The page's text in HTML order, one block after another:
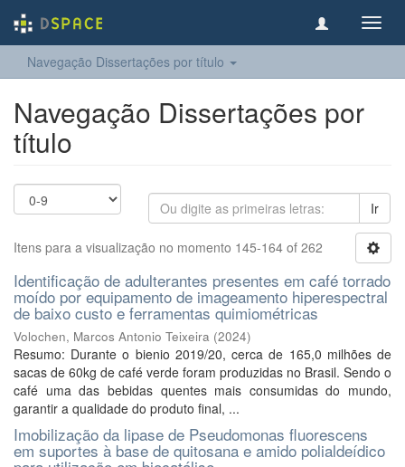
Navegação Dissertações por título
Navegação Dissertações por
título
Ir
Itens para a visualização no momento 145-164 of 262
Identificação de adulterantes presentes em café torrado
moído por equipamento de imageamento hiperespectral
de baixo custo e ferramentas quimiométricas
Volochen, Marcos Antonio Teixeira (2024)
Resumo: Durante o bienio 2019/20, cerca de 165,0 milhões de
sacas de 60kg de café verde foram produzidas no Brasil. Sendo o
café uma das bebidas quentes mais consumidas do mundo,
garantir a qualidade do produto final, ...
Imobilização da lipase de Pseudomonas fluorescens
em suportes à base de quitosana e amido polialdeídico